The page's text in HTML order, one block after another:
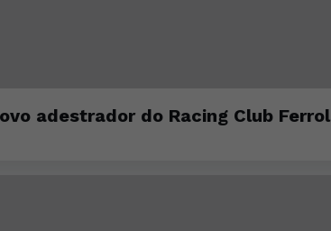
adestrador do Racing Club Ferrol